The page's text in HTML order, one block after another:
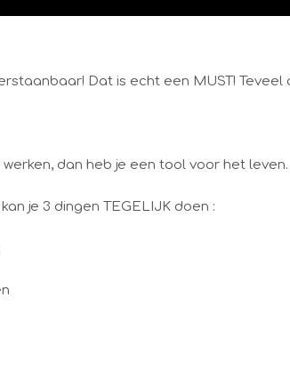
Dat is echt een MUST!
dan heb je een tool voor het
je 3 dingen TEGELIJK doen :